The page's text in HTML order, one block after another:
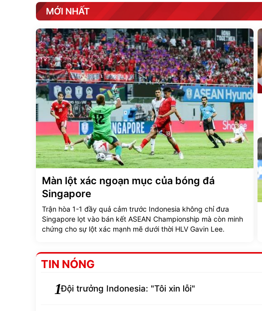
MỚI NHẤT
Màn lột xác ngoạn mục của bóng đá
Singapore
Trận hòa 1-1 đầy quả cảm trước Indonesia không chỉ đưa
Singapore lọt vào bán kết ASEAN Championship mà còn minh
chứng cho sự lột xác mạnh mẽ dưới thời HLV Gavin Lee.
TIN NÓNG
1Đội trưởng Indonesia: "Tôi xin lỗi"